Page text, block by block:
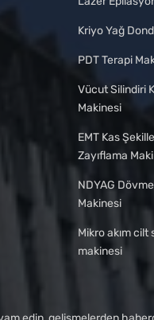
Kriyo Yağ
PDT Terapi
Vücut Silindiri
Makinesi
EMT Kas
Zayıflama
NDYAG
Makinesi
Mikro akım cilt
makinesi